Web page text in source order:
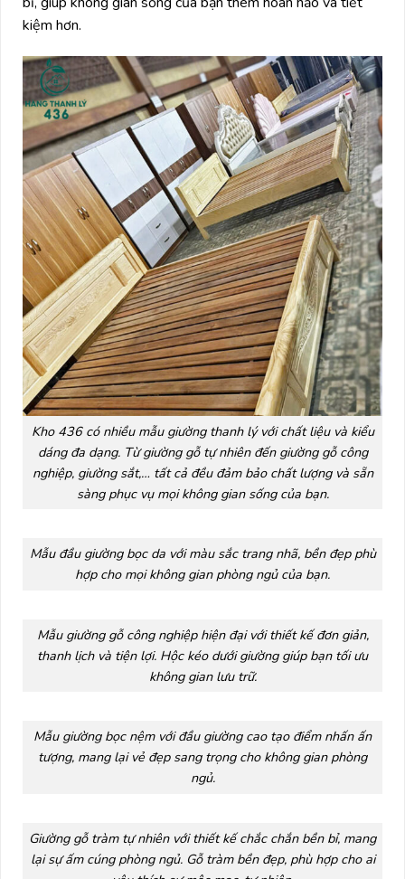
kiệm hơn.
Kho 436 có nhiều mẫu giường thanh lý với chất liệu và kiểu
dáng đa dạng. Từ giường gỗ tự nhiên đến giường gỗ công
nghiệp, giường sắt,… tất cả đều đảm bảo chất lượng và sẵn
sàng phục vụ mọi không gian sống của bạn.
Mẫu đầu giường bọc da với màu sắc trang nhã, bền đẹp phù
hợp cho mọi không gian phòng ngủ của bạn.
Mẫu giường gỗ công nghiệp hiện đại với thiết kế đơn giản,
thanh lịch và tiện lợi. Hộc kéo dưới giường giúp bạn tối ưu
không gian lưu trữ.
Mẫu giường bọc nệm với đầu giường cao tạo điểm nhấn ấn
tượng, mang lại vẻ đẹp sang trọng cho không gian phòng
ngủ.
Giường gỗ tràm tự nhiên với thiết kế chắc chắn bền bỉ, mang
lại sự ấm cúng phòng ngủ. Gỗ tràm bền đẹp, phù hợp cho ai